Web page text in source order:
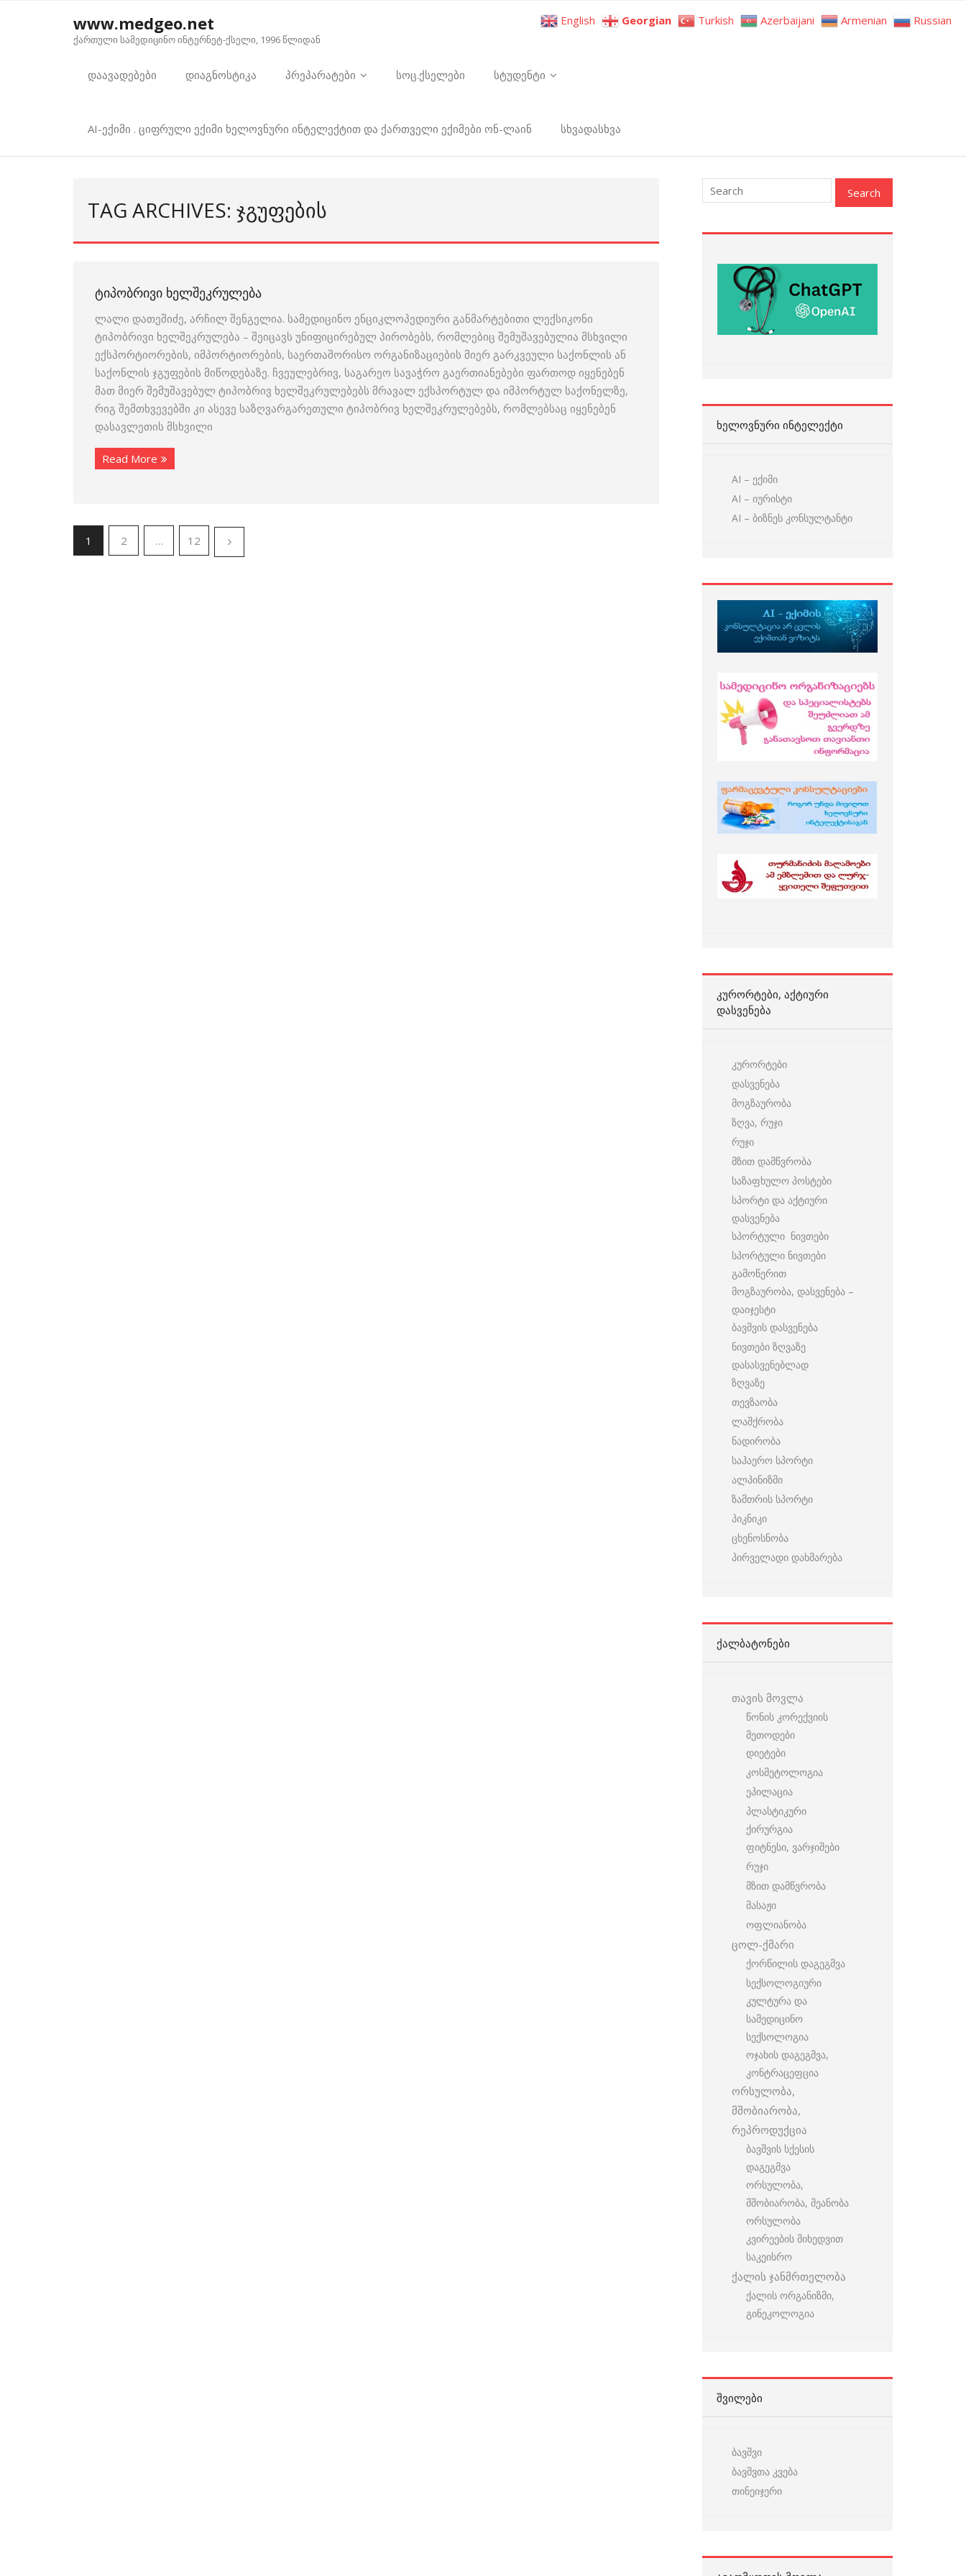
www.medgeo.net
ქართული სამედიცინო ინტერნეტ-ქსელი, 1996 წლიდან
დაავადებები დიაგნოსტიკა პრეპარატები სოც.ქსელები სტუდენტი
AI-ექიმი . ციფრული ექიმი ხელოვნური ინტელექტით და ქართველი ექიმები ონ-ლაინ სხვადასხვა
TAG ARCHIVES: ᲯᲒᲣᲤᲔᲑᲘᲡ
ᲢᲘᲞᲝᲑᲠᲘᲕᲘ ᲮᲔᲚᲨᲔᲙᲠᲣᲚᲔᲑᲐ
ლალი დათეშიძე, არჩილ შენგელია. სამედიცინო ენციკლოპედიური განმარტებითი ლექსიკონი
ტიპობრივი ხელშეკრულება – შეიცავს უნიფიცირებულ პირობებს, რომლებიც შემუშავებულია მსხვილი
ექსპორტიორების, იმპორტიორების, საერთაშორისო ორგანიზაციების მიერ გარკვეული საქონლის ან
საქონლის ჯგუფების მიწოდებაზე. ჩვეულებრივ, საგარეო სავაჭრო გაერთიანებები ფართოდ იყენებენ
მათ მიერ შემუშავებულ ტიპობრივ ხელშეკრულებებს მრავალ ექსპორტულ და იმპორტულ საქონელზე,
რიგ შემთხვევებში კი ასევე საზღვარგარეთული ტიპობრივ ხელშეკრულებებს, რომლებსაც იყენებენ
დასავლეთის მსხვილი
Read More
1 2 … 12
ᲮᲔᲚᲝᲕᲜᲣᲠᲘ ᲘᲜᲢᲔᲚᲔᲥᲢᲘ
AI – ექიმი
AI – იურისტი
AI – ბიზნეს კონსულტანტი
ᲙᲣᲠᲝᲠᲢᲔᲑᲘ, ᲐᲥᲢᲘᲣᲠᲘ
ᲓᲐᲡᲕᲔᲜᲔᲑᲐ
კურორტები
დასვენება
მოგზაურობა
ზღვა, რუჯი
რუჯი
მზით დამწვრობა
საზაფხულო პოსტები
სპორტი და აქტიური
დასვენება
სპორტული ნივთები
სპორტული ნივთები
გამოწერით
მოგზაურობა, დასვენება –
დაიჯესტი
ბავშვის დასვენება
ნივთები ზღვაზე
დასასვენებლად
ზღვაზე
თევზაობა
ლაშქრობა
ნადირობა
საჰაერო სპორტი
ალპინიზმი
ზამთრის სპორტი
პიკნიკი
ცხენოსნობა
პირველადი დახმარება
ᲥᲐᲚᲑᲐᲢᲝᲜᲔᲑᲘ
თავის მოვლა
წონის კორექვიის
მეთოდები
დიეტები
კოსმეტოლოგია
ეპილაცია
პლასტიკური
ქირურგია
ფიტნესი, ვარჯიშები
რუჯი
მზით დამწვრობა
მასაჟი
ოფლიანობა
ცოლ-ქმარი
ქორწილის დაგეგმვა
სექსოლოგიური
კულტურა და
სამედიცინო
სექსოლოგია
ოჯახის დაგეგმვა,
კონტრაცეფცია
ორსულობა,
მშობიარობა,
რეპროდუქცია
ბავშვის სქესის
დაგეგმვა
ორსულობა,
მშობიარობა, მეანობა
ორსულობა
კვირეების მიხედვით
საკეისრო
ქალის ჯანმრთელობა
ქალის ორგანიზმი,
გინეკოლოგია
ᲨᲕᲘᲚᲔᲑᲘ
ბავშვი
ბავშვთა კვება
თინეიჯერი
English Georgian Turkish Azerbaijani Armenian Russian